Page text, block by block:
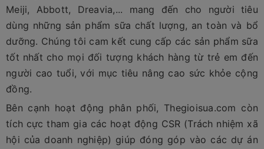
Meiji, Abbott, Dreavia,... mang đến cho người tiêu
dùng những sản phẩm sữa chất lượng, an toàn và bổ
dưỡng. Chúng tôi cam kết cung cấp các sản phẩm sữa
tốt nhất cho mọi đối tượng khách hàng từ trẻ em đến
người cao tuổi, với mục tiêu nâng cao sức khỏe cộng
đồng.
Bên cạnh hoạt động phân phối, Thegioisua.com còn
tích cực tham gia các hoạt động CSR (Trách nhiệm xã
hội của doanh nghiệp) giúp đóng góp vào các dự án